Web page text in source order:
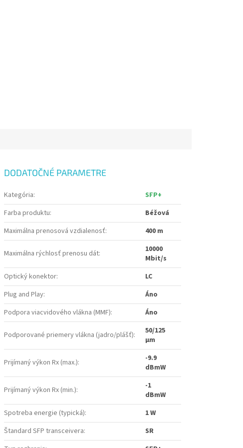
DODATOČNÉ PARAMETRE
Kategória:
SFP+
Farba produktu:
Béžová
Maximálna prenosová vzdialenosť: 400 m
Maximálna rýchlosť prenosu dát:
10000
Mbit/s
Optický konektor:
LC
Plug and Play:
Áno
Podpora viacvidového vlákna (MMF): Áno
Podporované priemery vlákna (jadro/plášť):
50/125
µm
Prijímaný výkon Rx (max.):
-9.9
dBmW
Prijímaný výkon Rx (min.):
-1
dBmW
Spotreba energie (typická):
1 W
Štandard SFP transceivera:
SR